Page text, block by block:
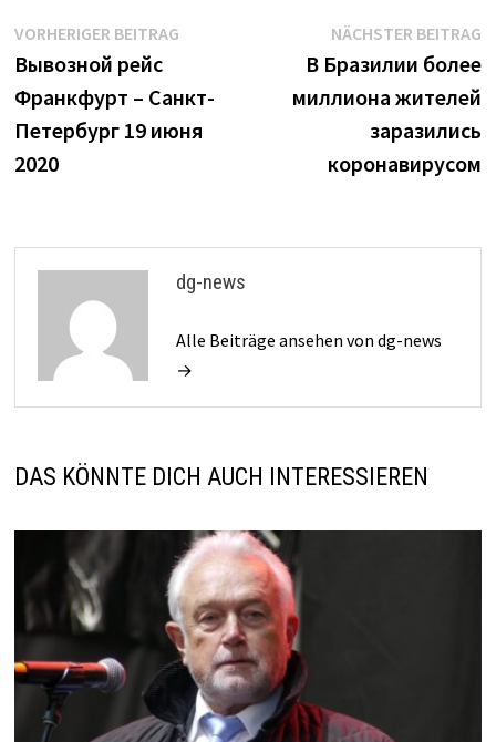
Beitrags-
Navigation
VORHERIGER BEITRAGVorheriger
Вывозной рейс
Франкфурт – Санкт-
Петербург 19 июня
2020
NÄCHSTER BEITRAG
В Бразилии более
миллиона жителей
заразились
коронавирусом
dg-news
Alle Beiträge ansehen von dg-news
→
DAS KÖNNTE DICH AUCH INTERESSIEREN